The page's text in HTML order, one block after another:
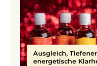
Ausgleich,
energetische